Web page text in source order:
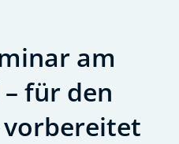
am
– für den